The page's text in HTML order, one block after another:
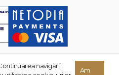
Toate drepturile rezervate.
navigării
Am